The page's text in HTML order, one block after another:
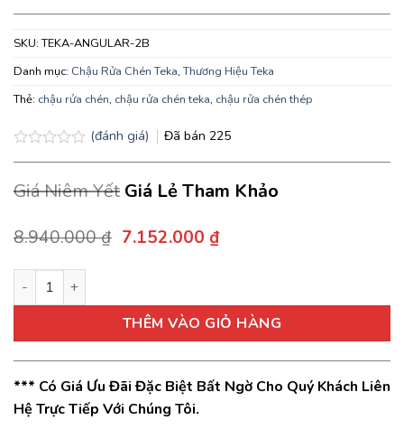
SKU:TEKA-ANGULAR-2B
Danh mục: Chậu Rửa Chén Teka,Thương Hiệu Teka
Thẻ: chậu rửa chén, chậu rửa chén teka, chậu rửa chén thép
hạng
0.0
sao
(đánh giá) Đã bán 225
Giá Niêm Yết Giá Lẻ Tham Khảo
8.940.000₫ Giá
7.152.000 ₫Giá
7.152.000 ₫.
Chậu rửa Teka ANGULAR 2B lắp nổi 2 hộc rửa - 1 bàn chậu số
THÊM VÀO GIỎ HÀNG
*** Có Giá Ưu Đãi Đặc Biệt Bất Ngờ Cho Quý Khách Liên
Hệ Trực Tiếp Với Chúng Tôi.